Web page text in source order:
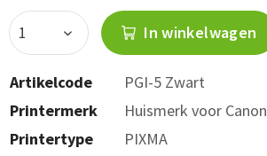
In winkelwagen
Artikelcode
PGI-5 Zwart
Printermerk
Huismerk voor Canon
Printertype
PIXMA